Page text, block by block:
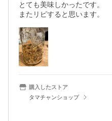
とても美味しかったです。
またリピすると思います。
購入したストア
タマチャンショップ